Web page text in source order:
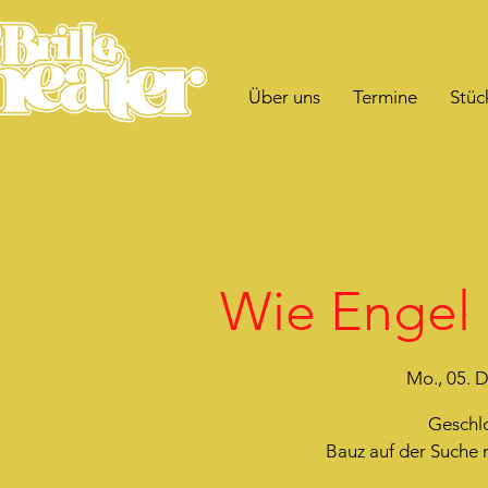
Über uns Termine
Wie Engel
Mo., 05.
Bauz auf der Suche